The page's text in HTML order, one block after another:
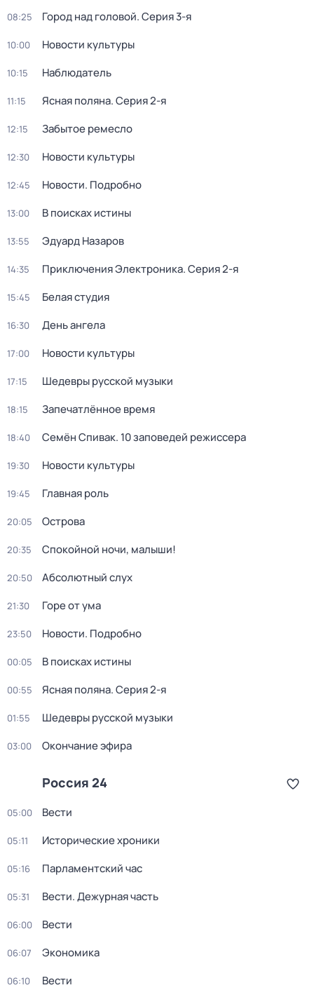
08:25 Город над головой. Серия 3-я
10:00 Новости культуры
10:15 Наблюдатель
11:15 Ясная поляна. Серия 2-я
12:15 Забытое ремесло
12:30 Новости культуры
12:45 Новости. Подробно
13:00 В поисках истины
13:55 Эдуард Назаров
14:35 Приключения Электроника. Серия 2-я
15:45 Белая студия
16:30 День ангела
17:00 Новости культуры
17:15 Шедевры русской музыки
18:15 Запечатлённое время
18:40 Семён Спивак. 10 заповедей режиссера
19:30 Новости культуры
19:45 Главная роль
20:05 Острова
20:35 Спокойной ночи, малыши!
20:50 Абсолютный слух
21:30 Горе от ума
23:50 Новости. Подробно
00:05 В поисках истины
00:55 Ясная поляна. Серия 2-я
01:55 Шедевры русской музыки
03:00 Окончание эфира
Россия 24
05:00 Вести
05:11 Исторические хроники
05:16 Парламентский час
05:31 Вести. Дежурная часть
06:00 Вести
06:07 Экономика
06:10 Вести